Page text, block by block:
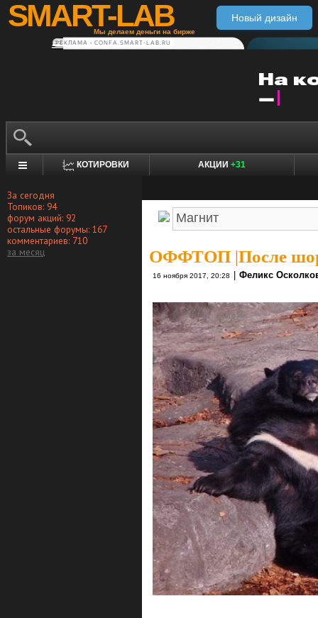
SMART-LAB
Мы делаем деньги на бирже
Новый дизайн
РЕКЛАМА • CONFA.SMART-LAB.RU
КОТИРОВКИ АКЦИИ +31
За сегодня
Топиков: 94
форум акций: 92
остальные форумы: 167
комментариев: 710
за месяц
ОФФТОП |После
16 ноября 2017, 20:28 Феликс